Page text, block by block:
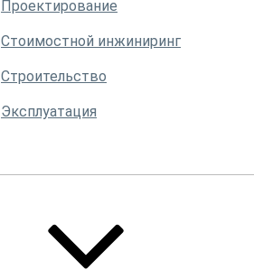
Проектирование
Стоимостной инжиниринг
Строительство
Эксплуатация